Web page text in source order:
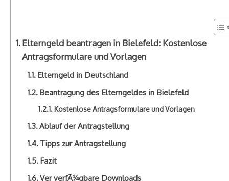
Elterngeld beantragen in Bielefeld: Kostenlose
Antragsformulare und Vorlagen
Elterngeld in Deutschland
Beantragung des Elterngeldes in Bielefeld
Kostenlose Antragsformulare und Vorlagen
Ablauf der Antragstellung
Tipps zur Antragstellung
Fazit
Ver verfÃ¼gbare Downloads